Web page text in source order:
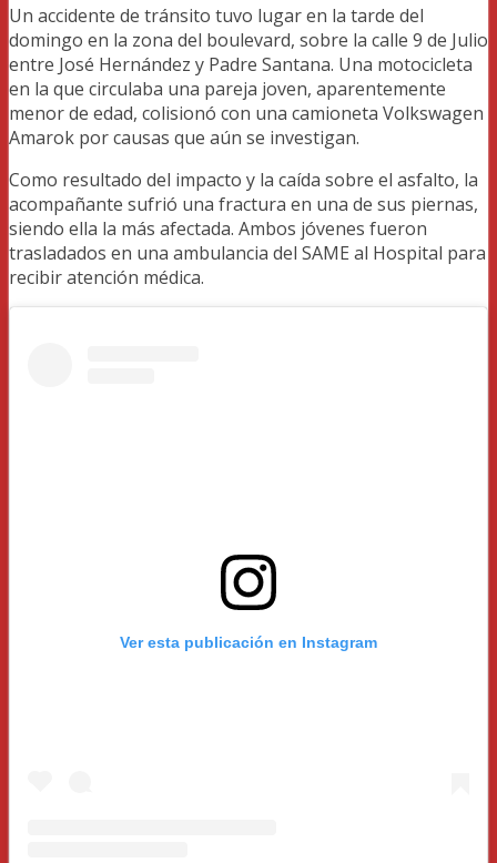
Un accidente de tránsito tuvo lugar en la tarde del
domingo en la zona del boulevard, sobre la calle 9 de Julio
entre José Hernández y Padre Santana. Una motocicleta
en la que circulaba una pareja joven, aparentemente
menor de edad, colisionó con una camioneta Volkswagen
Amarok por causas que aún se investigan.
Como resultado del impacto y la caída sobre el asfalto, la
acompañante sufrió una fractura en una de sus piernas,
siendo ella la más afectada. Ambos jóvenes fueron
trasladados en una ambulancia del SAME al Hospital para
recibir atención médica.
Ver esta publicación en Instagram